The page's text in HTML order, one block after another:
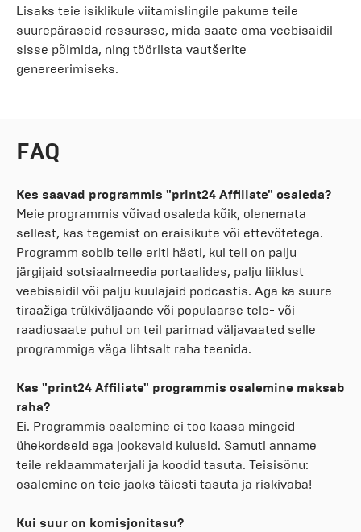
Lisaks teie isiklikule viitamislingile pakume teile
suurepäraseid ressursse, mida saate oma veebisaidil
sisse põimida, ning tööriista vautšerite
genereerimiseks.
FAQ
Kes saavad programmis "print24 Affiliate" osaleda?
Meie programmis võivad osaleda kõik, olenemata
sellest, kas tegemist on eraisikute või ettevõtetega.
Programm sobib teile eriti hästi, kui teil on palju
järgijaid sotsiaalmeedia portaalides, palju liiklust
veebisaidil või palju kuulajaid podcastis. Aga ka suure
tiraažiga trükiväljaande või populaarse tele- või
raadiosaate puhul on teil parimad väljavaated selle
programmiga väga lihtsalt raha teenida.
Kas "print24 Affiliate" programmis osalemine maksab
raha?
Ei. Programmis osalemine ei too kaasa mingeid
ühekordseid ega jooksvaid kulusid. Samuti anname
teile reklaammaterjali ja koodid tasuta. Teisisõnu:
osalemine on teie jaoks täiesti tasuta ja riskivaba!
Kui suur on komisjonitasu?